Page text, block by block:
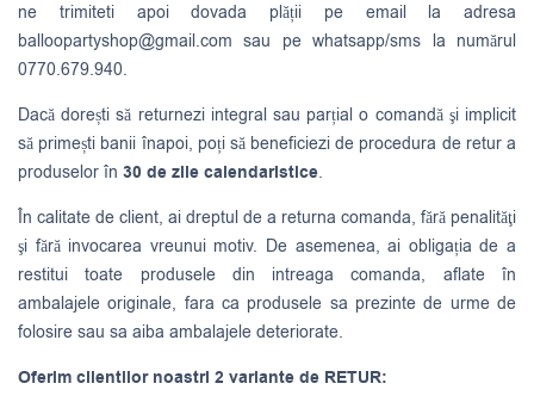
ne trimiteti apoi dovada plății pe email la adresa
balloopartyshop@gmail.com sau pe whatsapp/sms la numărul
0770.679.940.
Dacă dorești să returnezi integral sau parțial o comandă şi implicit
să primești banii înapoi, poți să beneficiezi de procedura de retur a
produselor în 30 de zile calendaristice.
În calitate de client, ai dreptul de a returna comanda, fără penalităţi
şi fără invocarea vreunui motiv. De asemenea, ai obligația de a
restitui toate produsele din intreaga comanda, aflate în
ambalajele originale, fara ca produsele sa prezinte de urme de
folosire sau sa aiba ambalajele deteriorate.
Oferim clientilor noastri 2 variante de RETUR: